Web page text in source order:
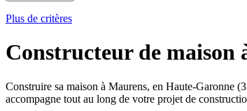
Plus de critères
Constructeur de maison
Construire sa maison à Maurens, en Haute-Garonne
accompagne tout au long de votre projet de